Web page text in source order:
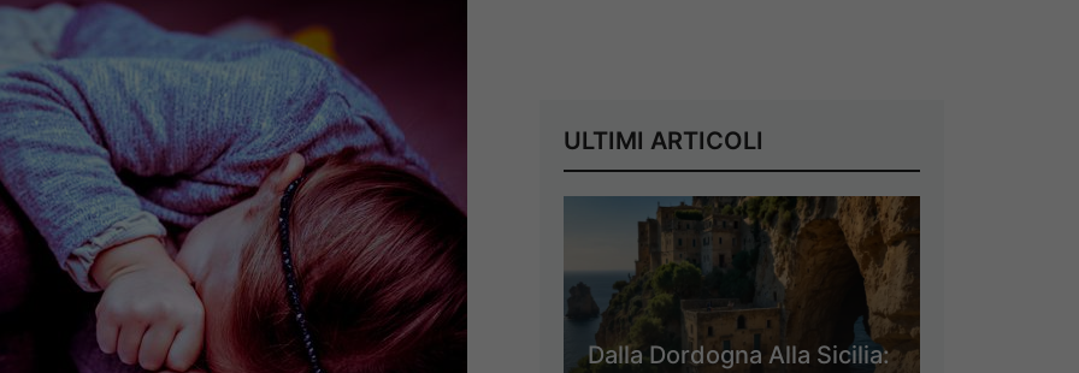
ULTIMI ARTICOLI
Dalla Dordogna Alla Sicilia: